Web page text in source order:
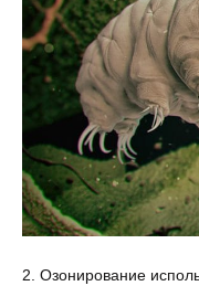
2. Озонирование